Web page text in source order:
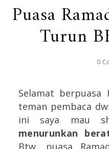
Puasa
Turun
0
Selamat berpuasa
teman pembaca
ini saya mau
menurunkan
Btw, puasa